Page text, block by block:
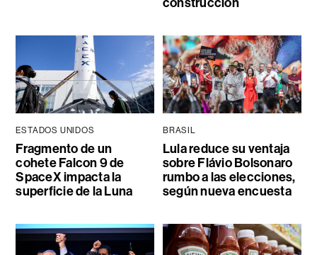
ESTADOS UNIDOS
Fragmento de un
cohete Falcon 9 de
SpaceX impacta la
superficie de la Luna
BRASIL
Lula reduce su ventaja
sobre Flávio Bolsonaro
rumbo a las elecciones,
según nueva encuesta